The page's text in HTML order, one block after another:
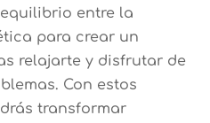
entre la
para crear un
relajarte y disfrutar de
Con estos
transformar